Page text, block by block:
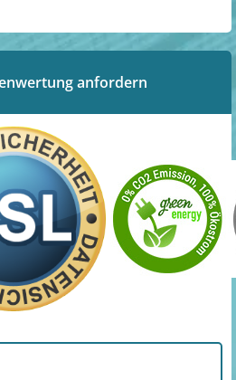
anfordern